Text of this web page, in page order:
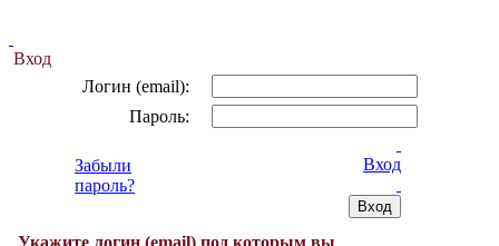
Вход
Логин (email):
Пароль:
Забыли
пароль?
Вход
Укажите логин (email) под которым вы